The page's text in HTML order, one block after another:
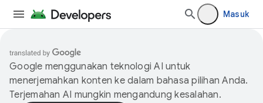
Masuk
Google menggunakan teknologi AI untuk
menerjemahkan konten ke dalam bahasa pilihan Anda.
Terjemahan AI mungkin mengandung kesalahan.